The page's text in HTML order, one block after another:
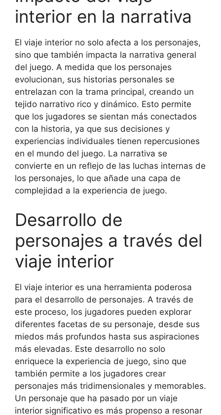
interior en la narrativa
El viaje interior no solo afecta a los personajes,
sino que también impacta la narrativa general
del juego. A medida que los personajes
evolucionan, sus historias personales se
entrelazan con la trama principal, creando un
tejido narrativo rico y dinámico. Esto permite
que los jugadores se sientan más conectados
con la historia, ya que sus decisiones y
experiencias individuales tienen repercusiones
en el mundo del juego. La narrativa se
convierte en un reflejo de las luchas internas de
los personajes, lo que añade una capa de
complejidad a la experiencia de juego.
Desarrollo de
personajes a través del
viaje interior
El viaje interior es una herramienta poderosa
para el desarrollo de personajes. A través de
este proceso, los jugadores pueden explorar
diferentes facetas de su personaje, desde sus
miedos más profundos hasta sus aspiraciones
más elevadas. Este desarrollo no solo
enriquece la experiencia de juego, sino que
también permite a los jugadores crear
personajes más tridimensionales y memorables.
Un personaje que ha pasado por un viaje
interior significativo es más propenso a resonar